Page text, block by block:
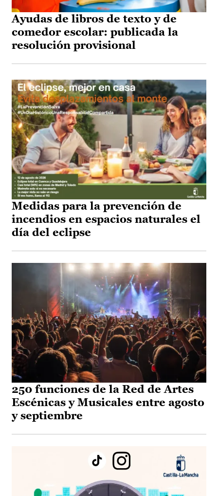
Ayudas de libros de texto y de
comedor escolar: publicada la
resolución provisional
Medidas para la prevención de
incendios en espacios naturales el
día del eclipse
250 funciones de la Red de Artes
Escénicas y Musicales entre agosto
y septiembre